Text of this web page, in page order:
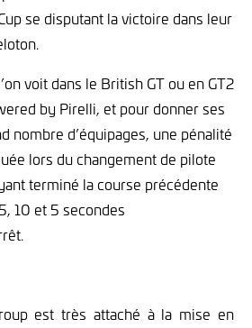
se disputant la victoire dans leur
voit dans le British GT ou en GT2
by Pirelli, et pour donner ses
nombre d’équipages, une pénalité
lors du changement de pilote
terminé la course précédente
10 et 5 secondes
est très attaché à la mise en